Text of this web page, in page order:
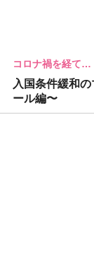
コロナ禍を経て…
入国条件緩和
ール編〜